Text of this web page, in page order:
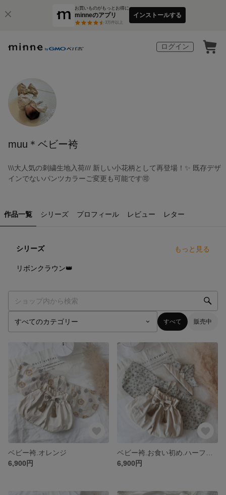
お買いものがもっとお得に
minneのアプリ
3万件以上
インストールする
ログイン
muu＊ベビー袴
\\\大人気の刺繍生地入荷/// 新しい小花柄として再登場！✨ 既存デザ
インでないパンツカラーご変更も可能です🉑
作品一覧 シリーズ プロフィール レビュー レター
シリーズ もっと見る
リボンクラウン👑
すべて 販売中
ベビー袴.オレンジ
6,900円
6,900円